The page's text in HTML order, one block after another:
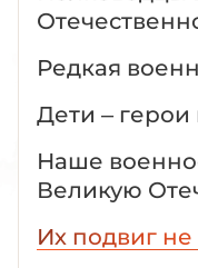
Редкая
Дети –
Наше
Великую
Их подвиг не